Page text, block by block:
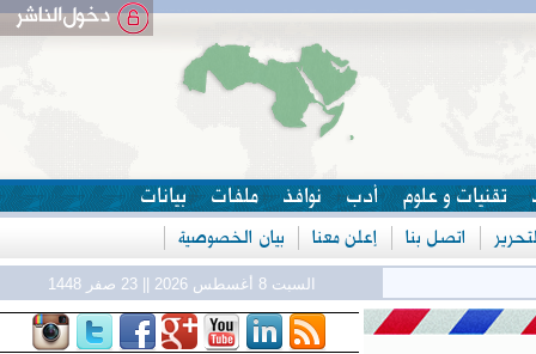
تقنيات و علوم أدب نوافذ ملفات بيانات
اتصل بنا إعلن معنا بيان الخصوصية
السبت 8 أغسطس 2026 || 23 صفر 1448